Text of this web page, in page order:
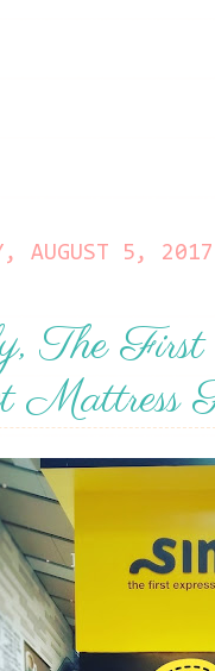
AUGUST 5, 2017
The First
Mattress